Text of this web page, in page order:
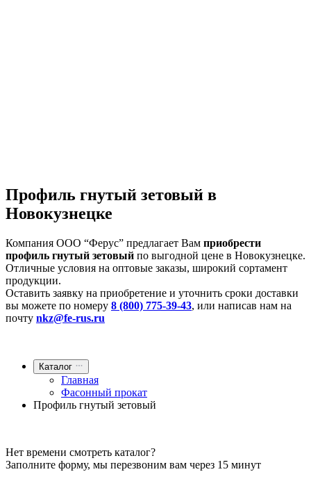
Профиль гнутый зетовый в
Новокузнецке
Компания ООО “Ферус” предлагает Вам приобрести
профиль гнутый зетовый по выгодной цене в Новокузнецке.
Отличные условия на оптовые заказы, широкий сортамент
продукции.
Оставить заявку на приобретение и уточнить сроки доставки
вы можете по номеру 8 (800) 775-39-43, или написав нам на
почту nkz@fe-rus.ru
Каталог
Главная
Фасонный прокат
Профиль гнутый зетовый
Нет времени смотреть каталог?
Заполните форму, мы перезвоним вам через 15 минут